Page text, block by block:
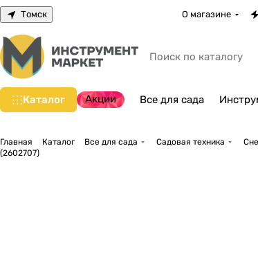
Томск О магазине
Каталог Акции Все для сада
Главная Каталог Все для сада Садовая техника
(2602707)